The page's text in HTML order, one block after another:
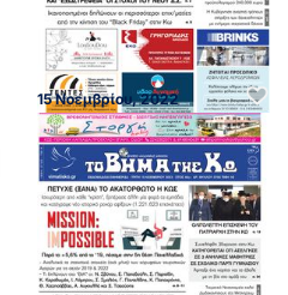
15 Νοεμβρίου, 2022